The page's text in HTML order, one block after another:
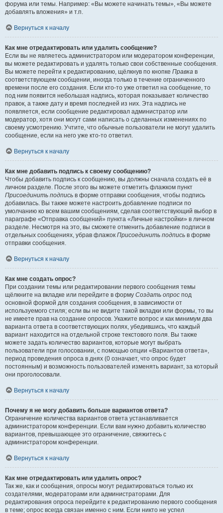
форума или темы. Например: «Вы можете начинать темы», «Вы можете
добавлять вложения» и т.п.
Вернуться к началу
Как мне отредактировать или удалить сообщение?
Если вы не являетесь администратором или модератором конференции,
вы можете редактировать и удалять только свои собственные сообщения.
Вы можете перейти к редактированию, щёлкнув по кнопке Правка в
соответствующем сообщении, иногда только в течение ограниченного
времени после его создания. Если кто-то уже ответил на сообщение, то
под ним появится небольшая надпись, которая показывает количество
правок, а также дату и время последней из них. Эта надпись не
появляется, если сообщение редактировал администратор или
модератор, хотя они могут сами написать о сделанных изменениях по
своему усмотрению. Учтите, что обычные пользователи не могут удалить
сообщение, если на него уже кто-то ответил.
Вернуться к началу
Как мне добавить подпись к своему сообщению?
Чтобы добавить подпись к сообщению, вы должны сначала создать её в
личном разделе. После этого вы можете отметить флажком пункт
Присоединить подпись в форме отправки сообщения, чтобы подпись
добавилась. Вы также можете настроить добавление подписи по
умолчанию ко всем вашим сообщениям, сделав соответствующий выбор в
параграфе «Отправка сообщений» пункта «Личные настройки» в личном
разделе. Несмотря на это, вы сможете отменить добавление подписи в
отдельных сообщениях, убрав флажок Присоединить подпись в форме
отправки сообщения.
Вернуться к началу
Как мне создать опрос?
При создании темы или редактировании первого сообщения темы
щёлкните на вкладке или перейдите в форму Создать опрос под
основной формой для создания сообщения, в зависимости от
используемого стиля; если вы не видите такой вкладки или формы, то вы
не имеете прав на создание опросов. Укажите вопрос и как минимум два
варианта ответа в соответствующих полях, убедившись, что каждый
вариант находится на отдельной строке текстового поля. Вы также
можете задать количество вариантов, которые могут выбрать
пользователи при голосовании, с помощью опции «Вариантов ответа»,
период проведения опроса в днях (0 означает, что опрос будет
постоянным) и возможность пользователей изменять вариант, за который
они проголосовали.
Вернуться к началу
Почему я не могу добавить больше вариантов ответа?
Ограничение количества вариантов ответа устанавливается
администратором конференции. Если вам нужно добавить количество
вариантов, превышающее это ограничение, свяжитесь с
администратором конференции.
Вернуться к началу
Как мне отредактировать или удалить опрос?
Так же, как и сообщения, опросы могут редактироваться только их
создателями, модераторами или администраторами. Для
редактирования опроса перейдите к редактированию первого сообщения
в теме; опрос всегда связан именно с ним. Если никто не успел